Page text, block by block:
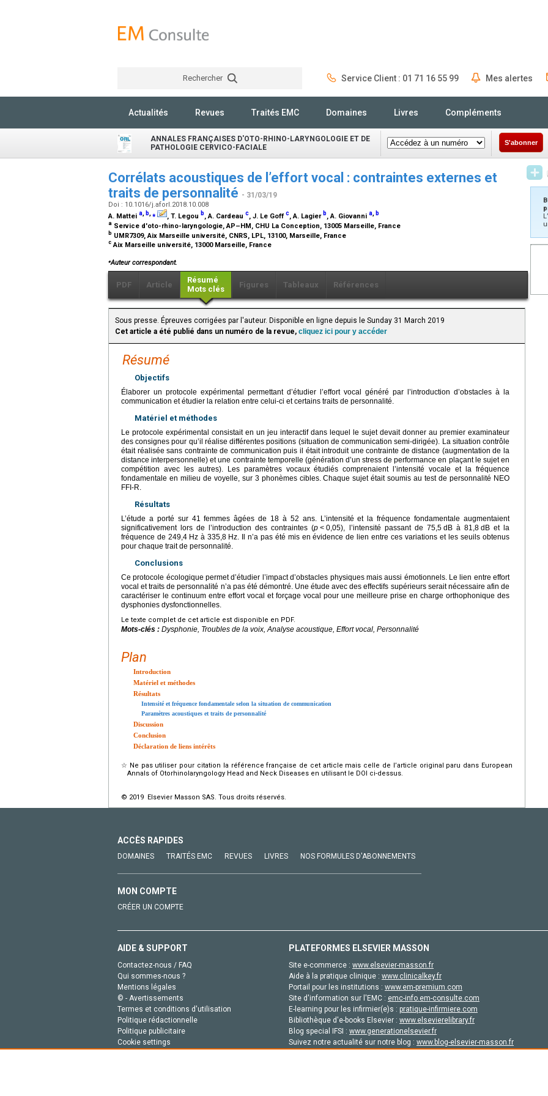
Rechercher Service Client : 01 71 16 55 99 Mes alertes
Actualités Revues Traités EMC Domaines Livres Compléments
ANNALES FRANÇAISES D'OTO-RHINO-LARYNGOLOGIE ET DE
PATHOLOGIE CERVICO-FACIALE
S'abonner
Corrélats acoustiques de l’effort vocal : contraintes externes et
traits de personnalité - 31/03/19
Doi : 10.1016/j.aforl.2018.10.008
A. Mattei a, b,⁎ , T. Legou b, A. Cardeau c, J. Le Goff c, A. Lagier b, A. Giovanni a, b
a Service d'oto-rhino-laryngologie, AP–HM, CHU La Conception, 13005 Marseille, France
b UMR7309, Aix Marseille université, CNRS, LPL, 13100, Marseille, France
c Aix Marseille université, 13000 Marseille, France
⁎Auteur correspondant.
PDF Article
Résumé
Mots clés
Figures Tableaux Références
Sous presse. Épreuves corrigées par l'auteur. Disponible en ligne depuis le Sunday 31 March 2019
Cet article a été publié dans un numéro de la revue, cliquez ici pour y accéder
Résumé
Objectifs
Élaborer un protocole expérimental permettant d’étudier l’effort vocal généré par l’introduction d’obstacles à la
communication et étudier la relation entre celui-ci et certains traits de personnalité.
Matériel et méthodes
Le protocole expérimental consistait en un jeu interactif dans lequel le sujet devait donner au premier examinateur
des consignes pour qu’il réalise différentes positions (situation de communication semi-dirigée). La situation contrôle
était réalisée sans contrainte de communication puis il était introduit une contrainte de distance (augmentation de la
distance interpersonnelle) et une contrainte temporelle (génération d’un stress de performance en plaçant le sujet en
compétition avec les autres). Les paramètres vocaux étudiés comprenaient l’intensité vocale et la fréquence
fondamentale en milieu de voyelle, sur 3 phonèmes cibles. Chaque sujet était soumis au test de personnalité NEO
FFI-R.
Résultats
L’étude a porté sur 41 femmes âgées de 18 à 52 ans. L’intensité et la fréquence fondamentale augmentaient
significativement lors de l’introduction des contraintes (p < 0,05), l’intensité passant de 75,5 dB à 81,8 dB et la
fréquence de 249,4 Hz à 335,8 Hz. Il n’a pas été mis en évidence de lien entre ces variations et les seuils obtenus
pour chaque trait de personnalité.
Conclusions
Ce protocole écologique permet d’étudier l’impact d’obstacles physiques mais aussi émotionnels. Le lien entre effort
vocal et traits de personnalité n’a pas été démontré. Une étude avec des effectifs supérieurs serait nécessaire afin de
caractériser le continuum entre effort vocal et forçage vocal pour une meilleure prise en charge orthophonique des
dysphonies dysfonctionnelles.
Le texte complet de cet article est disponible en PDF.
Mots-clés : Dysphonie, Troubles de la voix, Analyse acoustique, Effort vocal, Personnalité
Plan
Introduction
Matériel et méthodes
Résultats
Intensité et fréquence fondamentale selon la situation de communication
Paramètres acoustiques et traits de personnalité
Discussion
Conclusion
Déclaration de liens intérêts
☆ Ne pas utiliser pour citation la référence française de cet article mais celle de l’article original paru dans European
Annals of Otorhinolaryngology Head and Neck Diseases en utilisant le DOI ci-dessus.
© 2019 Elsevier Masson SAS. Tous droits réservés.
ACCÈS RAPIDES
DOMAINES TRAITÉS EMC REVUES LIVRES NOS FORMULES D'ABONNEMENTS
MON COMPTE
CRÉER UN COMPTE
AIDE & SUPPORT
Contactez-nous / FAQ
Qui sommes-nous ?
Mentions légales
© - Avertissements
Termes et conditions d'utilisation
Politique rédactionnelle
Politique publicitaire
Cookie settings
PLATEFORMES ELSEVIER MASSON
Site e-commerce : www.elsevier-masson.fr
Aide à la pratique clinique : www.clinicalkey.fr
Portail pour les institutions : www.em-premium.com
Site d'information sur l'EMC : emc-info.em-consulte.com
E-learning pour les infirmier(e)s : pratique-infirmiere.com
Bibliothèque d'e-books Elsevier : www.elsevierelibrary.fr
Blog special IFSI : www.generationelsevier.fr
Suivez notre actualité sur notre blog : www.blog-elsevier-masson.fr